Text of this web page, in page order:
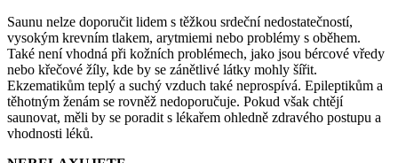
Saunu nelze doporučit lidem s těžkou srdeční nedostatečností,
vysokým krevním tlakem, arytmiemi nebo problémy s oběhem.
Také není vhodná při kožních problémech, jako jsou bércové vředy
nebo křečové žíly, kde by se zánětlivé látky mohly šířit.
Ekzematikům teplý a suchý vzduch také neprospívá. Epileptikům a
těhotným ženám se rovněž nedoporučuje. Pokud však chtějí
saunovat, měli by se poradit s lékařem ohledně zdravého postupu a
vhodnosti léků.